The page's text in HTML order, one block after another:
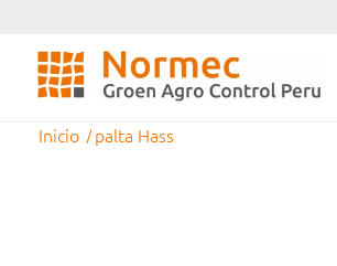
Inicio /palta Hass